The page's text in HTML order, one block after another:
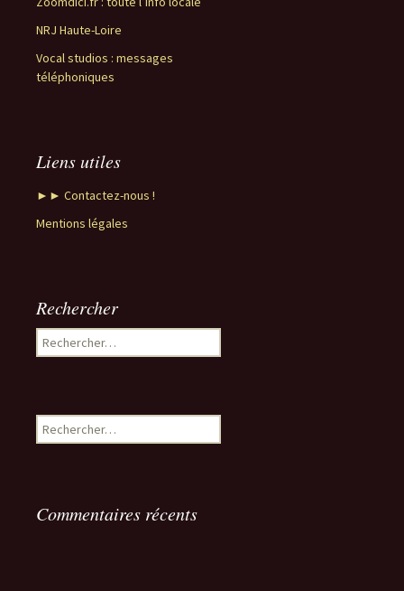
NRJ Haute-Loire
Vocal studios : messages
téléphoniques
Liens utiles
►► Contactez-nous !
Mentions légales
Rechercher
Rechercher :
Rechercher :
Commentaires récents